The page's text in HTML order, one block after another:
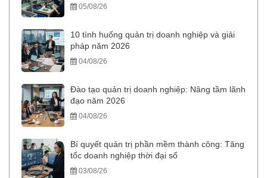
05/08/26
10 tình huống quản trị doanh nghiệp và giải
pháp năm 2026
04/08/26
Đào tạo quản trị doanh nghiệp: Nâng tầm lãnh
đạo năm 2026
04/08/26
Bí quyết quản trị phần mềm thành công: Tăng
tốc doanh nghiệp thời đại số
03/08/26